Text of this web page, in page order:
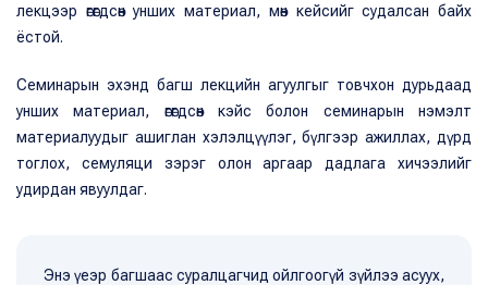
лекцээр өгөгдсөн унших материал, мөн кейсийг судалсан байх
ёстой.
Семинарын эхэнд багш лекцийн агуулгыг товчхон дурьдаад
унших материал, өгөгдсөн кэйс болон семинарын нэмэлт
материалуудыг ашиглан хэлэлцүүлэг, бүлгээр ажиллах, дүрд
тоглох, семуляци зэрэг олон аргаар дадлага хичээлийг
удирдан явуулдаг.
Энэ үеэр багшаас суралцагчид ойлгоогүй зүйлээ асуух,